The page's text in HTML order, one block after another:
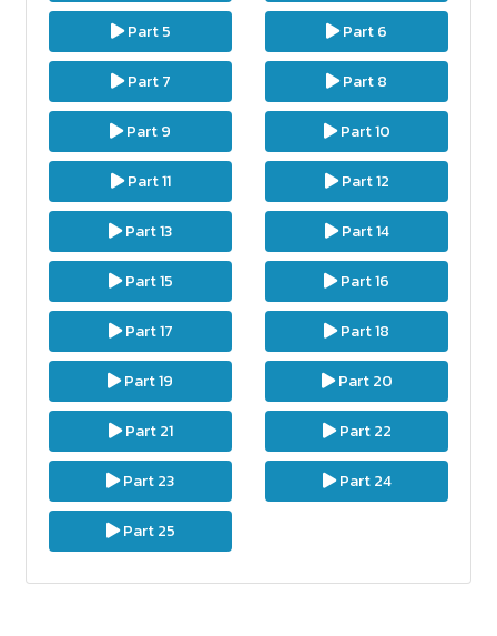
Part 5 Part 6
Part 7 Part 8
Part 9 Part 10
Part 11 Part 12
Part 13 Part 14
Part 15 Part 16
Part 17 Part 18
Part 19 Part 20
Part 21 Part 22
Part 23 Part 24
Part 25